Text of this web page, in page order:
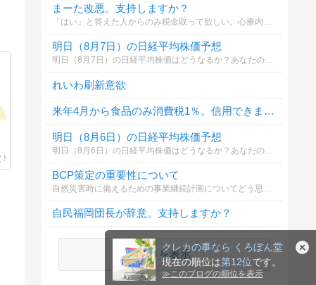
クレカの事なら くろぼん堂
現在の順位は第12位です。
≫このブログの順位を表示
まーた改悪。支持しますか？
『はい』と答えた人からのみ税金取って欲しい。心療内科、来月からｶｳﾝｾﾘﾝｸﾞ時間が10分に短縮されるそうで今でさえ待合室の席を探すのが困難で呼び出しが聞こえない時もあるぐらいなのにｽﾘｯﾊﾟがないヮ立ちっぱだヮになりそうで逆にｽﾄﾚｽが増
明日（8月7日）の日経平均株価予想
明日（8月7日）の日経平均株価はどうなるか？あなたの御意見を聞かせて下さい。勿論希望や勘でもかまいません。見るだけもＯＫ！
れいわ刷新意欲
来年4月から食品のみ消費税1％。信用できますか？
明日（8月6日）の日経平均株価予想
明日（8月6日）の日経平均株価はどうなるか？あなたの御意見を聞かせて下さい。勿論希望や勘でもかまいません。見るだけもＯＫ！
BCP策定の重要性について
自然災害時に備えるための事業継続計画についてどう思いますか。
自民福岡団長が辞意。支持しますか？
続きを表示